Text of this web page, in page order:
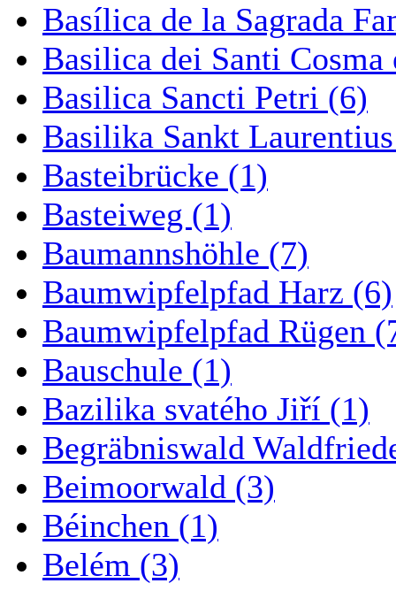
Basílica de la Sagrada
Basilica dei Santi
Basilica Sancti Petri (6)
Basilika Sankt
Basteibrücke (1)
Basteiweg (1)
Baumannshöhle (7)
Baumwipfelpfad Harz (6)
Baumwipfelpfad Rügen
Bauschule (1)
Bazilika svatého Jiří (1)
Begräbniswald
Beimoorwald (3)
Béinchen (1)
Belém (3)